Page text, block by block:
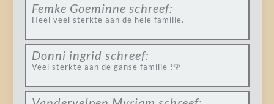
Femke Goeminne schreef:
Heel veel sterkte aan de hele familie.
Donni ingrid schreef:
Veel sterkte aan de ganse familie !🌹